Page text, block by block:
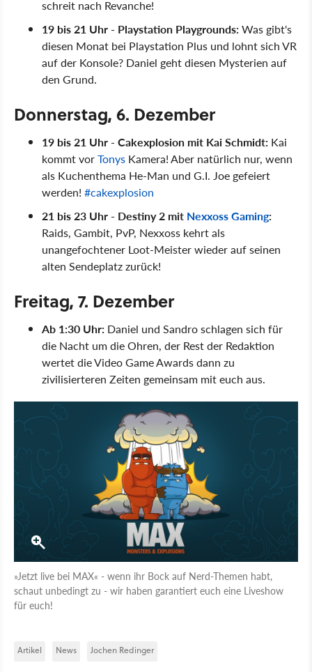
schreit nach Revanche!
19 bis 21 Uhr - Playstation Playgrounds:Was gibt's
diesen Monat bei Playstation Plus und lohnt sich VR
auf der Konsole? Daniel geht diesen Mysterien auf
den Grund.
Donnerstag, 6. Dezember
19 bis 21 Uhr - Cakexplosion mit Kai Schmidt: Kai
kommt vorTonys Kamera! Aber natürlich nur, wenn
als Kuchenthema He-Man und G.I. Joe gefeiert
werden! #cakexplosion
21 bis 23 Uhr - Destiny 2 mit Nexxoss Gaming:
Raids, Gambit, PvP, Nexxoss kehrt als
unangefochtener Loot-Meister wieder auf seinen
alten Sendeplatz zurück!
Freitag, 7. Dezember
Ab 1:30 Uhr: Daniel und Sandro schlagen sich für
die Nacht um die Ohren, der Rest der Redaktion
wertet die Video Game Awards dann zu
zivilisierteren Zeiten gemeinsam mit euch aus.
»Jetzt live bei MAX« - wenn ihr Bock auf Nerd-Themen habt,
schaut unbedingt zu - wir haben garantiert euch eine Liveshow
für euch!
Artikel News Jochen Redinger